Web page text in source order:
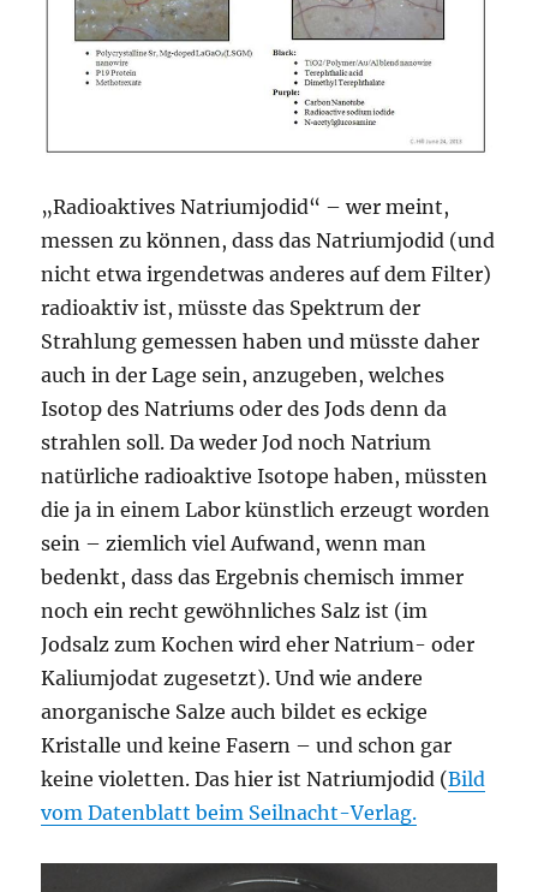
„Radioaktives Natriumjodid“ – wer meint,
messen zu können, dass das Natriumjodid (und
nicht etwa irgendetwas anderes auf dem Filter)
radioaktiv ist, müsste das Spektrum der
Strahlung gemessen haben und müsste daher
auch in der Lage sein, anzugeben, welches
Isotop des Natriums oder des Jods denn da
strahlen soll. Da weder Jod noch Natrium
natürliche radioaktive Isotope haben, müssten
die ja in einem Labor künstlich erzeugt worden
sein – ziemlich viel Aufwand, wenn man
bedenkt, dass das Ergebnis chemisch immer
noch ein recht gewöhnliches Salz ist (im
Jodsalz zum Kochen wird eher Natrium- oder
Kaliumjodat zugesetzt). Und wie andere
anorganische Salze auch bildet es eckige
Kristalle und keine Fasern – und schon gar
keine violetten. Das hier ist Natriumjodid (Bild
vom Datenblatt beim Seilnacht-Verlag.